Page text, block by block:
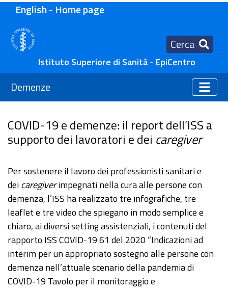
English - Home page
Cerca
Istituto Superiore di Sanità - EpiCentro
Demenze
COVID-19 e demenze: il report dell’ISS a
supporto dei lavoratori e dei caregiver
Per sostenere il lavoro dei professionisti sanitari e
deicaregiverimpegnati nella cura alle persone con
demenza, l’ISS ha realizzato tre infografiche, tre
leaflet e tre video che spiegano in modo semplice e
chiaro, ai diversi setting assistenziali, i contenuti del
rapporto ISS COVID-19 61 del 2020 “Indicazioni ad
interim per un appropriato sostegno alle persone con
demenza nell’attuale scenario della pandemia di
COVID-19 Tavolo per il monitoraggio e